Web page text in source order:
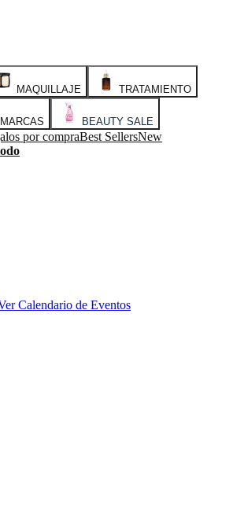
MAQUILLAJE TRATAMIENTO
MARCAS BEAUTY SALE
por compraBest SellersNew
Calendario de Eventos